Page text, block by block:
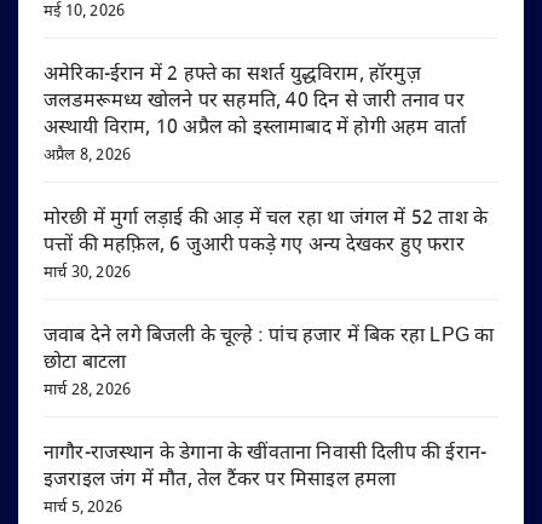
मई 10, 2026
अमेरिका-ईरान में 2 हफ्ते का सशर्त युद्धविराम, हॉरमुज़
जलडमरूमध्य खोलने पर सहमति, 40 दिन से जारी तनाव पर
अस्थायी विराम, 10 अप्रैल को इस्लामाबाद में होगी अहम वार्ता
अप्रैल 8, 2026
मोरछी में मुर्गा लड़ाई की आड़ में चल रहा था जंगल में 52 ताश के
पत्तों की महफ़िल, 6 जुआरी पकड़े गए अन्य देखकर हुए फरार
मार्च 30, 2026
जवाब देने लगे बिजली के चूल्हे : पांच हजार में बिक रहा LPG का
छोटा बाटला
मार्च 28, 2026
नागौर-राजस्थान के डेगाना के खींवताना निवासी दिलीप की ईरान-
इजराइल जंग में मौत, तेल टैंकर पर मिसाइल हमला
मार्च 5, 2026